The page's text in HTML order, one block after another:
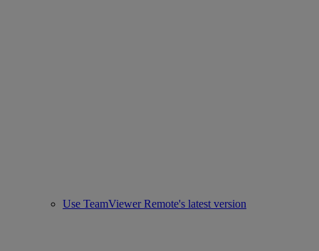
Use TeamViewer Remote's latest version